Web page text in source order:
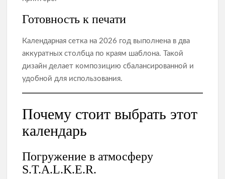
Готовность к печати
Календарная сетка на 2026 год выполнена в два
аккуратных столбца по краям шаблона. Такой
дизайн делает композицию сбалансированной и
удобной для использования.
Почему стоит выбрать этот
календарь
Погружение в атмосферу
S.T.A.L.K.E.R.